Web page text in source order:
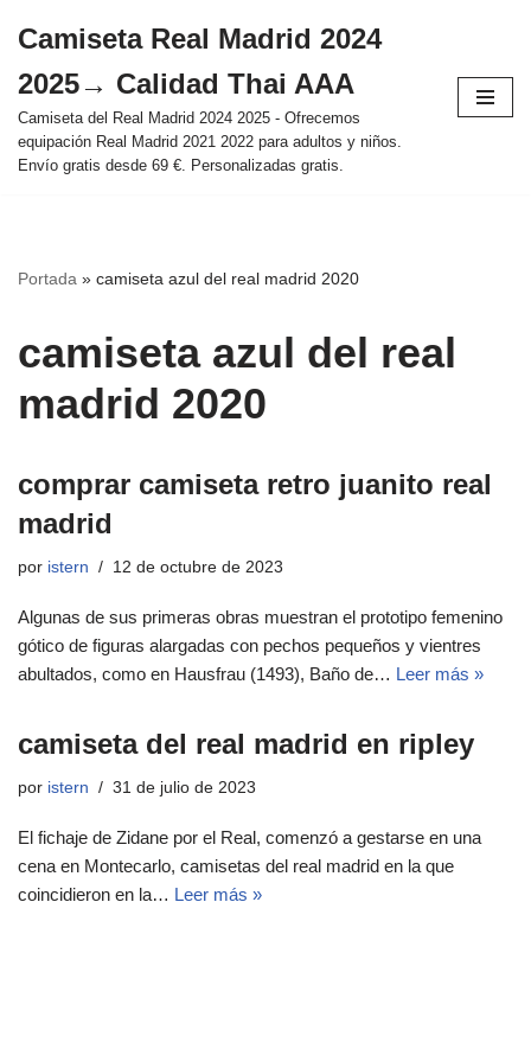
al
contenido
Camiseta Real Madrid 2024
2025→ Calidad Thai AAA
Camiseta del Real Madrid 2024 2025 - Ofrecemos
equipación Real Madrid 2021 2022 para adultos y niños.
Envío gratis desde 69 €. Personalizadas gratis.
Portada » camiseta azul del real madrid 2020
camiseta azul del real
madrid 2020
comprar camiseta retro juanito real
madrid
por istern 12 de octubre de 2023
Algunas de sus primeras obras muestran el prototipo femenino
gótico de figuras alargadas con pechos pequeños y vientres
abultados, como en Hausfrau (1493), Baño de… Leer más »
camiseta del real madrid en ripley
por istern 31 de julio de 2023
El fichaje de Zidane por el Real, comenzó a gestarse en una
cena en Montecarlo, camisetas del real madrid en la que
coincidieron en la… Leer más »